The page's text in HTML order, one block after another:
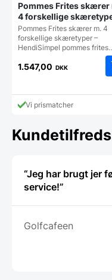
Pommes Frites skærer
4 forskellige
Hendi
Pommes Frites skærer m. 4
forskellige skæretyper –
HendiSimpel pommes
1.547,00 DKK
Vi prismatcher
“Jeg har brugt jer
service!”
Golfcafeen